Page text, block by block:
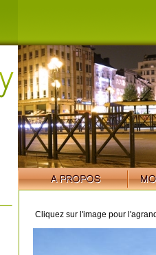
Cliquez sur l'image pour